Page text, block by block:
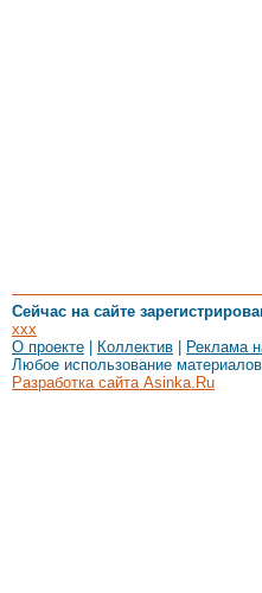
Сейчас на сайте
xxx
О проекте
Коллектив Реклама
Любое использование
Разработка сайта Asinka.Ru